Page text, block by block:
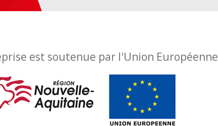
est soutenue par l'Union Européenne